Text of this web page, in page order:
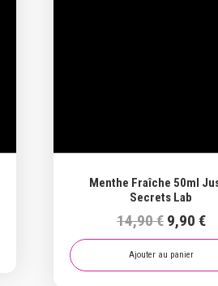
Menthe Fraîche 50ml
Secrets Lab
14,90€ Le
prix
initial
était :
9,90 €Le
Ajouter au panier